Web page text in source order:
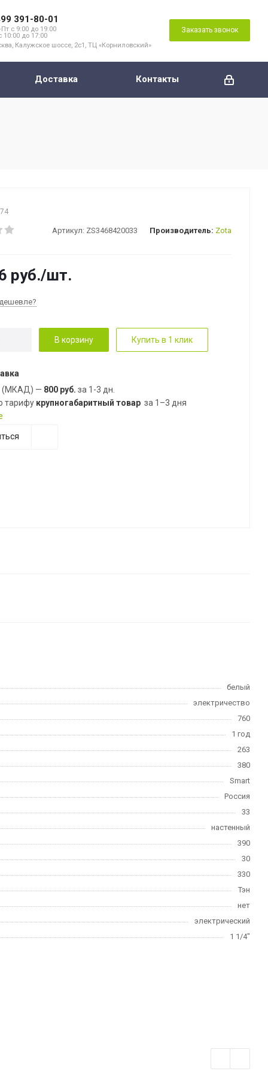
391-80-01
с 9:00 до 19:00
10:00 до 17:00
Калужское шоссе, 2с1, ТЦ «Корниловский»
Заказать звонок
Доставка Контакты
Артикул: ZS3468420033 Производитель: Zota
руб./шт.
В корзину Купить в 1 клик
(МКАД) — 800 руб. за 1-3 дн.
тарифу крупногабаритный товар за 1–3 дня
белый
электричество
760
1 год
263
380
Smart
Россия
33
настенный
390
30
330
Тэн
нет
электрический
1 1/4"